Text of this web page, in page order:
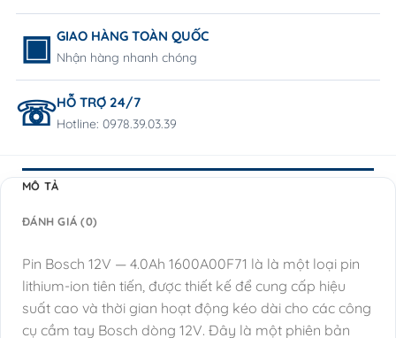
GIAO HÀNG TOÀN QUỐC
Nhận hàng nhanh chóng
HỖ TRỢ 24/7
Hotline: 0978.39.03.39
MÔ TẢ
ĐÁNH GIÁ (0)
Pin Bosch 12V — 4.0Ah 1600A00F71 là là một loại pin
lithium-ion tiên tiến, được thiết kế để cung cấp hiệu
suất cao và thời gian hoạt động kéo dài cho các công
cụ cầm tay Bosch dòng 12V. Đây là một phiên bản